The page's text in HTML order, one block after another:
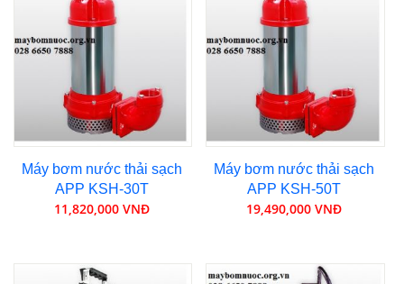
Máy bơm nước thải sạch
APP KSH-30T
11,820,000 VNĐ
Máy bơm nước thải sạch
APP KSH-50T
19,490,000 VNĐ